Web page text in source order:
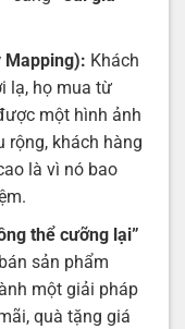
Mapping): Khách
lạ, họ mua từ
một hình ảnh
rộng, khách hàng
là vì nó bao
thể cưỡng lại”
sản phẩm
một giải pháp
quà tặng giá